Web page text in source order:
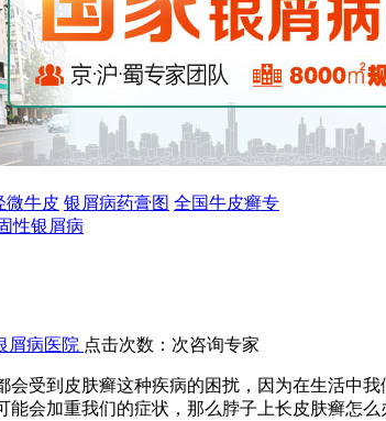
微牛皮 银屑病药膏图 全国牛皮癣专
性银屑病
屑病医院 点击次数： 次咨询专家
会受到皮肤癣这种疾病的困扰，因为在生活中
会加重我们的症状，那么脖子上长皮肤癣怎么